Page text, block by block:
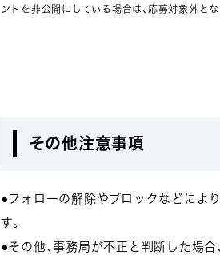
ントを非公開にしている場合は、応募対象外と
その他注意事項
●フォローの解除やブロックなどによ
す。
●その他、事務局が不正と判断した場合